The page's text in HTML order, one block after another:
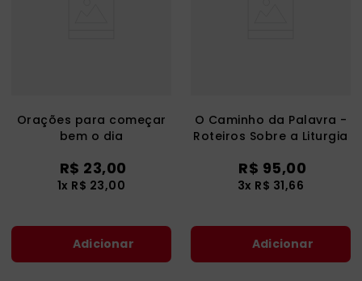
Orações para começar
bem o dia
R$ 23,00
1x R$ 23,00
Adicionar
O Caminho da Palavra -
Roteiros Sobre a Liturgia
Domingos e Solenidades
- Ano C
R$ 95,00
3x R$ 31,66
Adicionar